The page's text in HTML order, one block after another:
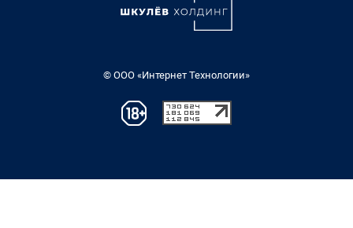
© ООО «Интернет Технологии»